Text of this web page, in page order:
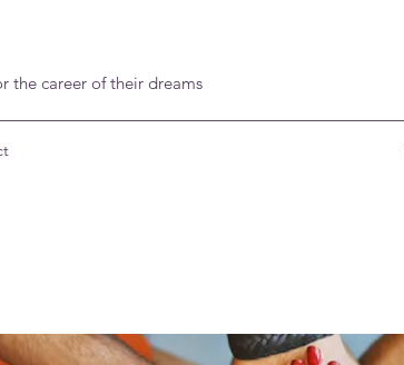
the career of their dreams